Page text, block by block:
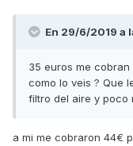
En 29/6/2019 a
35 euros me cobran
como lo veis ? Que
filtro del aire y poco
a mi me cobraron 44€